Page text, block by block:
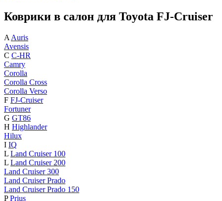
Коврики в салон для Toyota FJ-Cruiser
A Auris
Avensis
C C-HR
Camry
Corolla
Corolla Cross
Corolla Verso
F FJ-Cruiser
Fortuner
G GT86
H Highlander
Hilux
I IQ
L Land Cruiser 100
L Land Cruiser 200
Land Cruiser 300
Land Cruiser Prado
Land Cruiser Prado 150
P Prius